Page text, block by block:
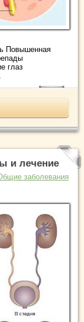
Повышенная
глаз
и лечение
заболевания